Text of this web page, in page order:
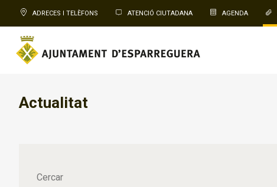
ADRECES I TELÈFONS ATENCIÓ CIUTADANA AGENDA
Actualitat
Cercar